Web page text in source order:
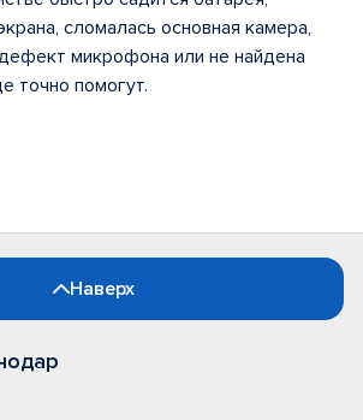
сломалась основная камера,
микрофона или не найдена
точно помогут.
Наверх